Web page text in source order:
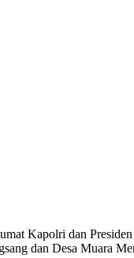
Kapolri dan
dan Desa Muara